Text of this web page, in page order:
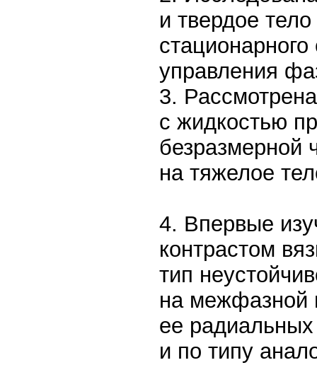
и твердое
управления
3.
с жидкостью
безразмерной
на тяжелое
4. Впервые
контрастом
тип
на межфазной
ее радиальных
и по типу